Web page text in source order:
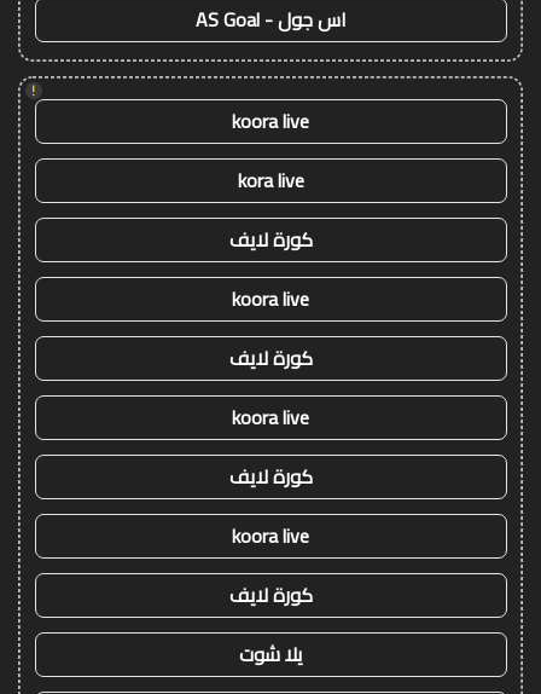
اس جول - AS Goal
!
koora live
kora live
كورة لايف
koora live
كورة لايف
koora live
كورة لايف
koora live
كورة لايف
يلا شوت